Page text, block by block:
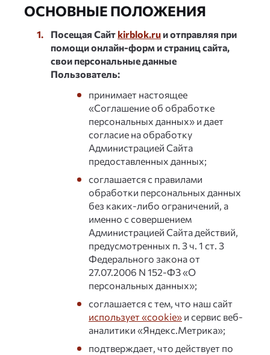
ОСНОВНЫЕ ПОЛОЖЕНИЯ
Посещая Сайт kirblok.ru и отправляя при
помощи онлайн-форм и страниц сайта,
свои персональные данные
Пользователь:
принимает настоящее
«Соглашение об обработке
персональных данных» и дает
согласие на обработку
Администрацией Сайта
предоставленных данных;
соглашается с правилами
обработки персональных данных
без каких-либо ограничений, а
именно с совершением
Администрацией Сайта действий,
предусмотренных п. 3 ч. 1 ст. 3
Федерального закона от
27.07.2006 N 152-ФЗ «О
персональных данных»;
соглашается с тем, что наш сайт
использует «cookie» и сервис веб-
аналитики «Яндекс.Метрика»;
подтверждает, что действует по